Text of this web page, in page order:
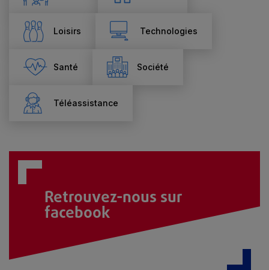
Loisirs Technologies
Santé Société
Téléassistance
Retrouvez-nous sur
facebook